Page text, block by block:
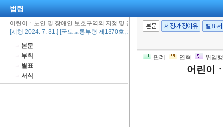
법령
어린이ㆍ노인 및 장애인 보호구역의 지정 및 관리에 관한 규칙
[시행 2024. 7. 31.] [국토교통부령 제1370호, 2024. 7. 31., 일부개정]
본문
부칙
별표
서식
본문 제정·개정이유 별표·
판례 연혁 위임
어린이
12. 31.>
1. 차마(車馬)
3. 운행속도를
4. 이면도로(